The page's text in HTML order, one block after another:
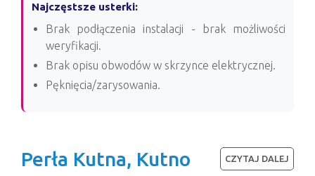
Najczęstsze usterki:
Brak podłączenia instalacji - brak możliwości
weryfikacji.
Brak opisu obwodów w skrzynce elektrycznej.
Pęknięcia/zarysowania.
Perła Kutna, Kutno CZYTAJ DALEJ